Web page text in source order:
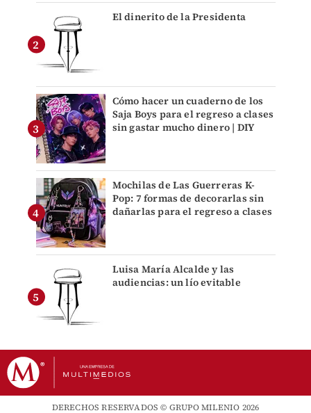
El dinerito de la Presidenta
Cómo hacer un cuaderno de los
Saja Boys para el regreso a clases
sin gastar mucho dinero | DIY
Mochilas de Las Guerreras K-
Pop: 7 formas de decorarlas sin
dañarlas para el regreso a clases
Luisa María Alcalde y las
audiencias: un lío evitable
DERECHOS RESERVADOS © GRUPO MILENIO 2026